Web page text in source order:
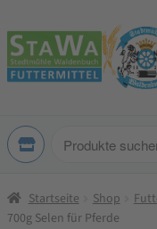
Zur
Navigation
springen
Zum
Inhalt
springen
Produkte
Startseite Shop
700g Selen für Pferde